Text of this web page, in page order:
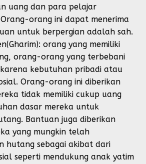
uang dan para pelajar
orang ini dapat menerima
untuk berpergian adalah sah.
orang yang memiliki
orang-orang yang terbebani
kebutuhan pribadi atau
Orang-orang ini diberikan
tidak memiliki cukup uang
dasar mereka untuk
Bantuan juga diberikan
yang mungkin telah
hutang sebagai akibat dari
seperti mendukung anak yatim